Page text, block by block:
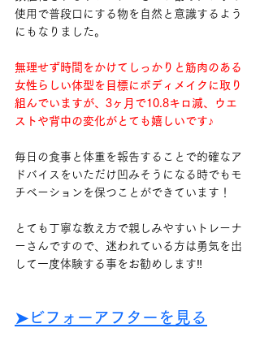
使用で普段口にする物を自然と意識するよう
にもなりました。
無理せず時間をかけてしっかりと筋肉のある
女性らしい体型を目標にボディメイクに取り
組んでいますが、3ヶ月で10.8キロ減、ウエ
ストや背中の変化がとても嬉しいです♪
毎日の食事と体重を報告することで的確なア
ドバイスをいただけ凹みそうになる時でもモ
チベーションを保つことができています！
とても丁寧な教え方で親しみやすいトレーナ
ーさんですので、迷われている方は勇気を出
して一度体験する事をお勧めします‼︎
➤ビフォーアフターを見る